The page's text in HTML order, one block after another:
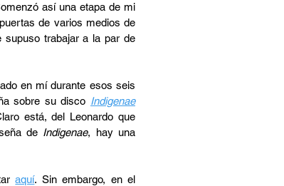
así una etapa de mi
de varios medios de
supuso trabajar a la par de
en mí durante esos seis
sobre su disco Indigenae
está, del Leonardo que
de Indigenae, hay una
aquí. Sin embargo, en el